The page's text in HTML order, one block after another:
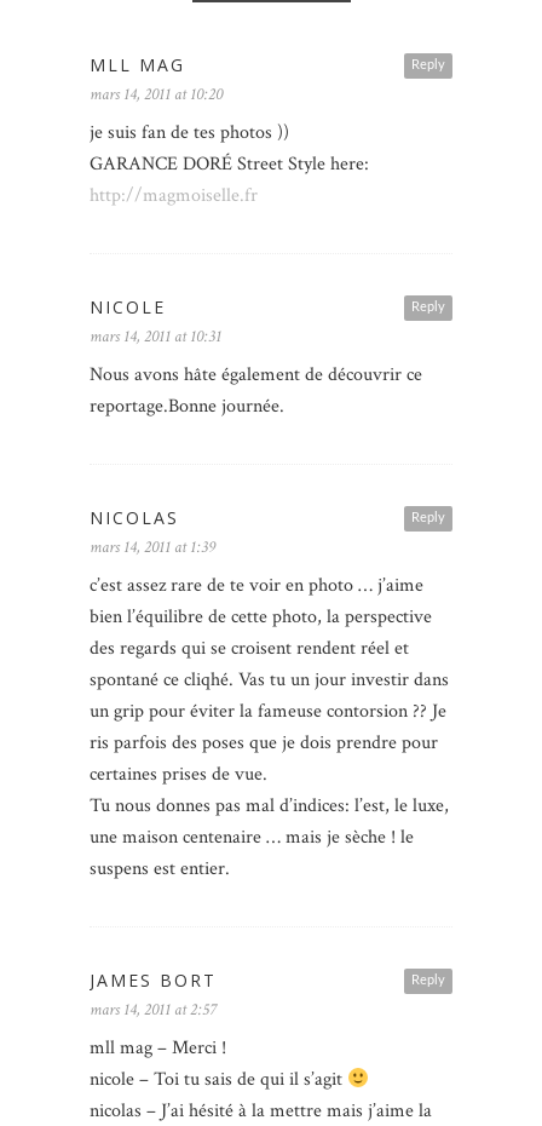
Reply
MLL MAG
mars 14, 2011 at 10:20
je suis fan de tes photos ))
GARANCE DORÉ Street Style here:
http://magmoiselle.fr
Reply
NICOLE
mars 14, 2011 at 10:31
Nous avons hâte également de découvrir ce
reportage.Bonne journée.
Reply
NICOLAS
mars 14, 2011 at 1:39
c’est assez rare de te voir en photo … j’aime
bien l’équilibre de cette photo, la perspective
des regards qui se croisent rendent réel et
spontané ce cliqhé. Vas tu un jour investir dans
un grip pour éviter la fameuse contorsion ?? Je
ris parfois des poses que je dois prendre pour
certaines prises de vue.
Tu nous donnes pas mal d’indices: l’est, le luxe,
une maison centenaire … mais je sèche ! le
suspens est entier.
Reply
JAMES BORT
mars 14, 2011 at 2:57
mll mag – Merci !
nicole – Toi tu sais de qui il s’agit
nicolas – J’ai hésité à la mettre mais j’aime la